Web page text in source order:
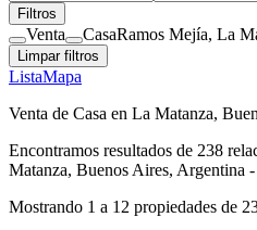
Filtros
Venta CasaRamos Mejía, La
Limpar filtros
ListaMapa
Venta de Casa en La Matanza,
Encontramos resultados de 238
Matanza, Buenos Aires, Argentina
Mostrando 1 a 12 propiedades de